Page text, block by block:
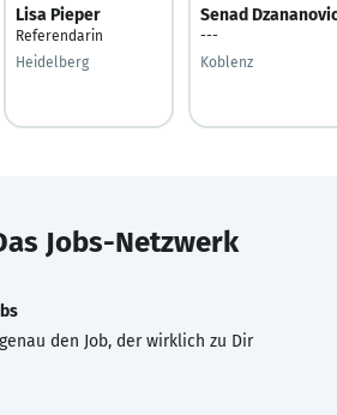
Lisa Pieper
Referendarin
Heidelberg
Senad
---
Koblenz
Jobs-Netzwerk
den Job, der wirklich zu Dir